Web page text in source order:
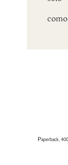
Paperback,